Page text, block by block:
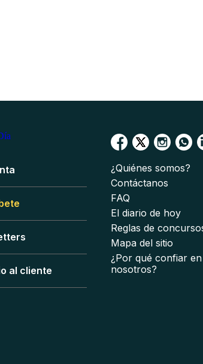
al cliente
¿Quiénes somos?
Contáctanos
FAQ
El diario de hoy
Reglas de
Mapa del sitio
¿Por qué confiar en
nosotros?